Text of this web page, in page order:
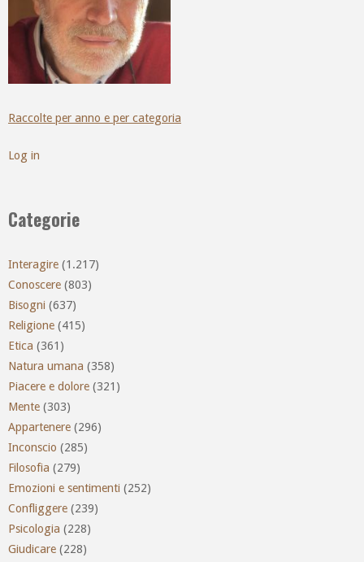
Raccolte per anno e per categoria
Log in
Categorie
Interagire (1.217)
Conoscere (803)
Bisogni (637)
Religione (415)
Etica (361)
Natura umana (358)
Piacere e dolore (321)
Mente (303)
Appartenere (296)
Inconscio (285)
Filosofia (279)
Emozioni e sentimenti (252)
Confliggere (239)
Psicologia (228)
Giudicare (228)